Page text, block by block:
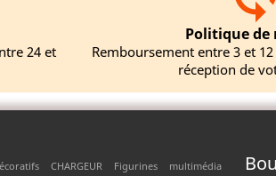
24 et
Politique de
Remboursement entre 3 et
réception de
CHARGEUR Figurines multimédia